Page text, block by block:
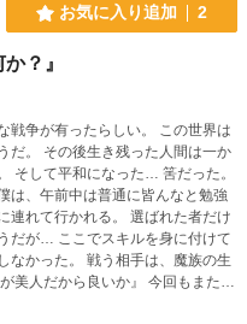
お気に入り追加 2
？』
戦争が有ったらしい。 この世界は
間は一か
て平和になった… 筈だった。
は、午前中は普通に皆んなと勉強
かれる。 選ばれた者だけ
を身に付けて
相手は、魔族の生
ります(^^;; 久々に切ない